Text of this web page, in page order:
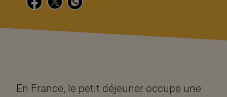
En France, le petit déjeuner occupe une